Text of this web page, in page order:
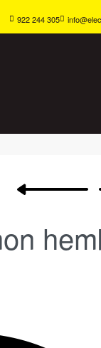
922 244 305